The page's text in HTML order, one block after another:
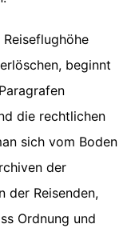
beginnt
die rechtlichen
sich vom Boden
der
der Reisenden,
Ordnung und